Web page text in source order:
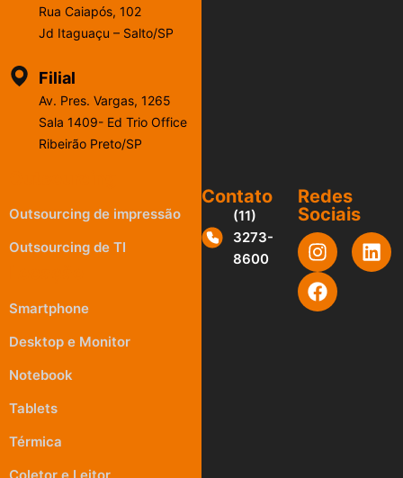
Rua Caiapós, 102
Jd Itaguaçu – Salto/SP
Filial
Av. Pres. Vargas, 1265
Sala 1409- Ed Trio Office
Ribeirão Preto/SP
Outsourcing de impressão
Outsourcing de TI
Smartphone
Desktop e Monitor
Notebook
Tablets
Térmica
Contato
(11)
3273-
8600
Redes
Sociais